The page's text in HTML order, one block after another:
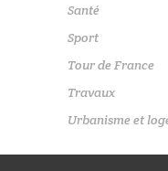
Santé
Sport
Tour de France
Travaux
Urbanisme et